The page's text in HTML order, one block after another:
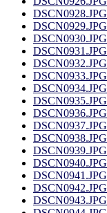
DSCN0928.JPG
DSCN0929.JPG
DSCN0930.JPG
DSCN0931.JPG
DSCN0932.JPG
DSCN0933.JPG
DSCN0934.JPG
DSCN0935.JPG
DSCN0936.JPG
DSCN0937.JPG
DSCN0938.JPG
DSCN0939.JPG
DSCN0940.JPG
DSCN0941.JPG
DSCN0942.JPG
DSCN0943.JPG